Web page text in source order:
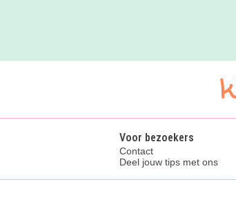
Voor bezoekers
Contact
Deel jouw tips met ons